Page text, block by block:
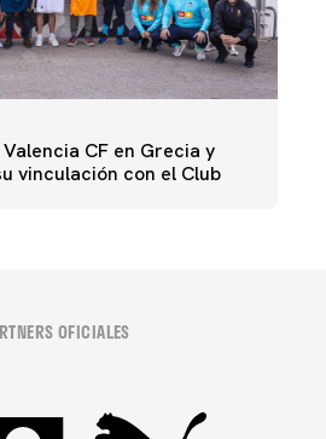
CF en Grecia y
vinculación con el Club
OFICIALES